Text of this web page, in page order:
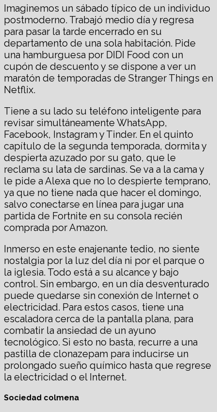
Imaginemos un sábado típico de un individuo
postmoderno. Trabajó medio día y regresa
para pasar la tarde encerrado en su
departamento de una sola habitación. Pide
una hamburguesa por DIDI Food con un
cupón de descuento y se dispone a ver un
maratón de temporadas de Stranger Things en
Netflix.
Tiene a su lado su teléfono inteligente para
revisar simultáneamente WhatsApp,
Facebook, Instagram y Tinder. En el quinto
capítulo de la segunda temporada, dormita y
despierta azuzado por su gato, que le
reclama su lata de sardinas. Se va a la cama y
le pide a Alexa que no lo despierte temprano,
ya que no tiene nada que hacer el domingo,
salvo conectarse en línea para jugar una
partida de Fortnite en su consola recién
comprada por Amazon.
Inmerso en este enajenante tedio, no siente
nostalgia por la luz del día ni por el parque o
la iglesia. Todo está a su alcance y bajo
control. Sin embargo, en un día desventurado
puede quedarse sin conexión de Internet o
electricidad. Para estos casos, tiene una
escaladora cerca de la pantalla plana, para
combatir la ansiedad de un ayuno
tecnológico. Si esto no basta, recurre a una
pastilla de clonazepam para inducirse un
prolongado sueño químico hasta que regrese
la electricidad o el Internet.
Sociedad colmena